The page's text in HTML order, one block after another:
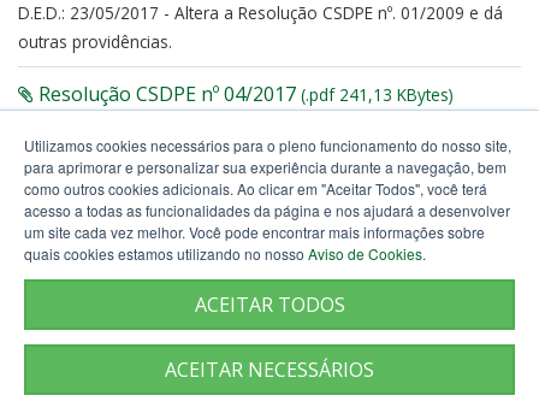
D.E.D.: 23/05/2017 - Altera a Resolução CSDPE nº. 01/2009 e dá
outras providências.
Resolução CSDPE nº 04/2017 (.pdf 241,13 KBytes)
nº. 08/2013. (NUDEFAM)
Resolução CSDPE nº 03/2017(.pdf 422,39 KBytes)
D.E.D.: 06/04/2017 - Cria o Centro de Referência em Mediação e
Conciliação da Defensoria Pública (CRMC) e dá outras
Resolução CSDPE nº 02/2017(.pdf 249,94 KBytes)
D.E.D.: 10/02/2017 - Altera o Anexo 33, da Resolução CSDPE nº
03/2016. (Cachoeira do Sul)
Utilizamos cookies necessários para o pleno funcionamento do nosso site,
para aprimorar e personalizar sua experiência durante a navegação, bem
como outros cookies adicionais. Ao clicar em "Aceitar Todos", você terá
acesso a todas as funcionalidades da página e nos ajudará a desenvolver
um site cada vez melhor. Você pode encontrar mais informações sobre
quais cookies estamos utilizando no nosso Aviso de Cookies.
ACEITAR TODOS
ACEITAR NECESSÁRIOS